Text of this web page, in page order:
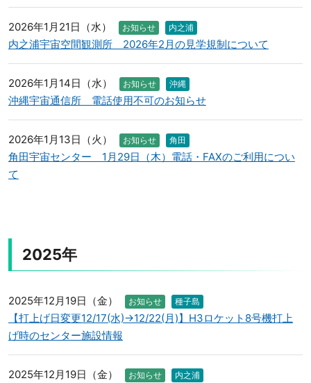
2026年1月21日（水） お知らせ 内之浦
内之浦宇宙空間観測所 2026年2月の見学規制について
2026年1月14日（水） お知らせ 沖縄
沖縄宇宙通信所 電話使用不可のお知らせ
2026年1月13日（火） お知らせ 角田
角田宇宙センター 1月29日（木）電話・FAXのご利用につい
て
2025年
2025年12月19日（金） お知らせ 種子島
【打上げ日変更12/17(水)→12/22(月)】H3ロケット8号機打上
げ時のセンター施設情報
2025年12月19日（金） お知らせ 内之浦